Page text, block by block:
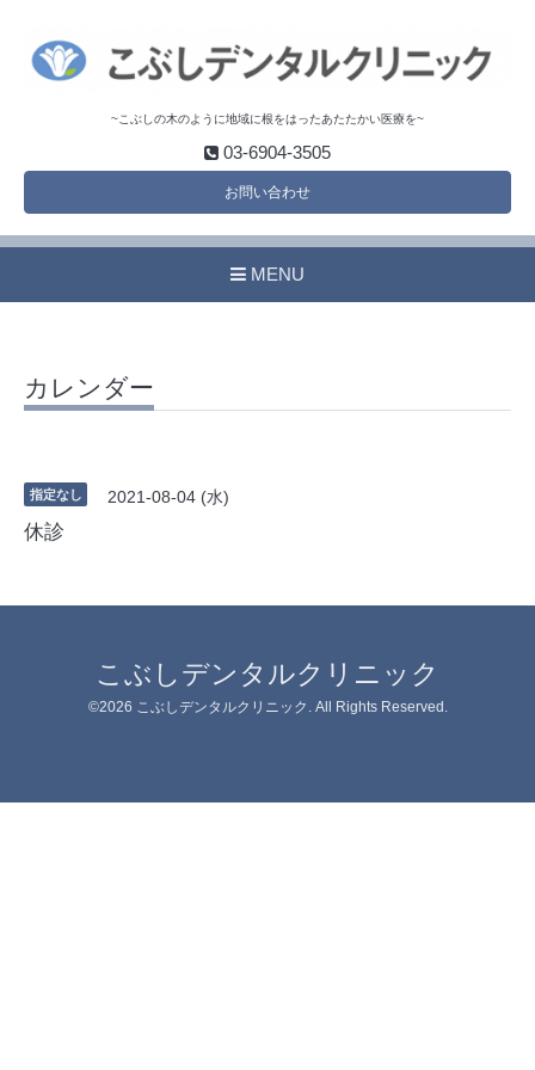
~こぶしの木のように地域に根をはったあたたかい医療を~
03-6904-3505
お問い合わせ
MENU
カレンダー
指定なし 2021-08-04 (水)
休診
こぶしデンタルクリニック
©2026 こぶしデンタルクリニック . All Rights Reserved.